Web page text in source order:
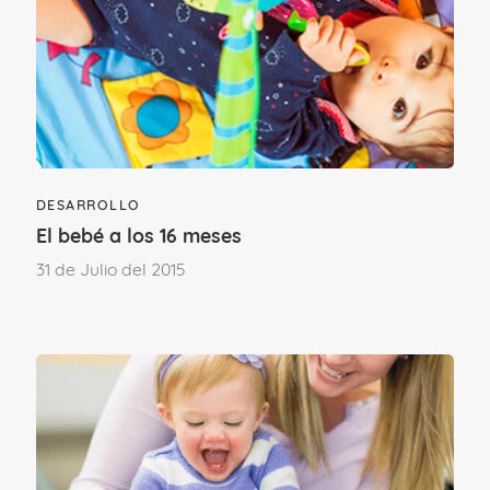
¿Por qué es importante
desarrollar la creatividad en la
infancia?
DESARROLLO
El bebé a los 16 meses
31 de Julio del 2015